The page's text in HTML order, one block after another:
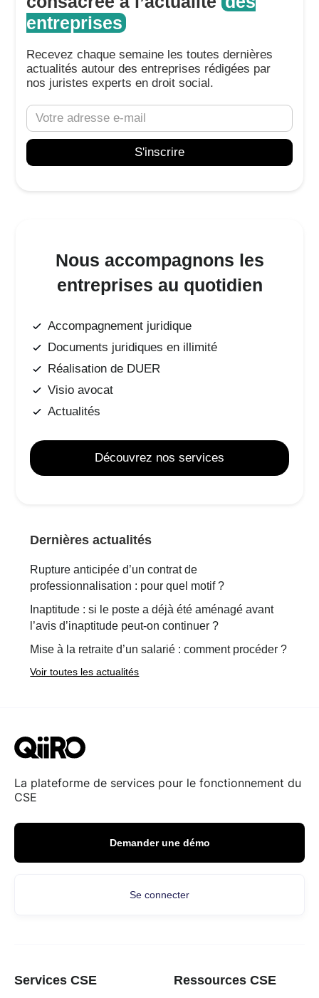
entreprises
Recevez chaque semaine les toutes dernières
actualités autour des entreprises rédigées par
nos juristes experts en droit social.
Nous accompagnons les
entreprises au quotidien
Accompagnement juridique
Documents juridiques en illimité
Réalisation de DUER
Visio avocat
Actualités
Découvrez nos services
Dernières actualités
Rupture anticipée d’un contrat de
professionnalisation : pour quel motif ?
Inaptitude : si le poste a déjà été aménagé avant
l’avis d’inaptitude peut-on continuer ?
Mise à la retraite d’un salarié : comment procéder ?
Voir toutes les actualités
La plateforme de services pour le fonctionnement du
CSE
Demander une démo
Se connecter
Services CSE Ressources CSE